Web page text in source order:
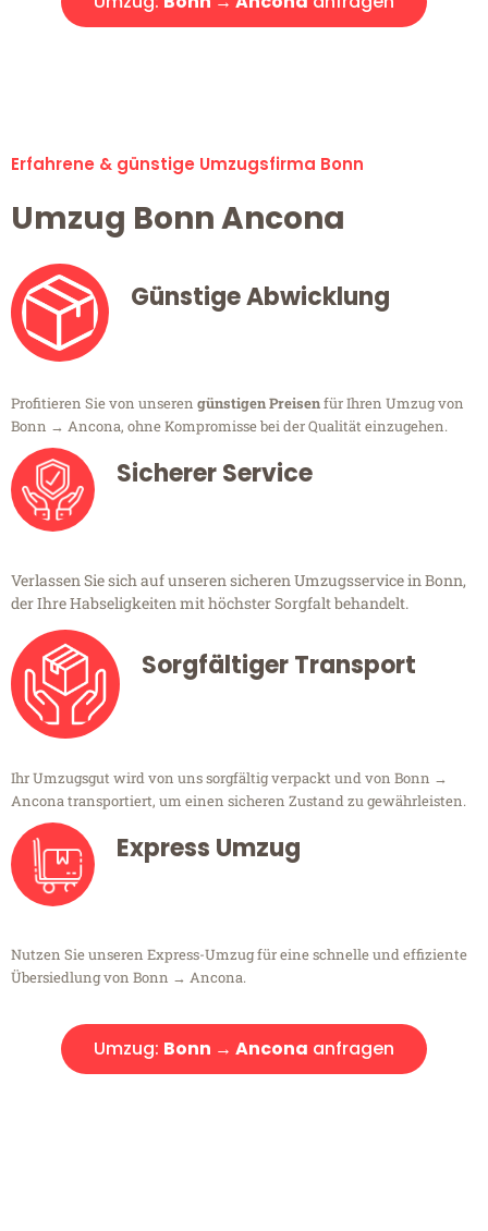
Erfahrene & günstige Umzugsfirma Bonn
Umzug Bonn Ancona
Günstige Abwicklung
Profitieren Sie von unseren günstigen Preisenfür Ihren Umzug von
Bonn → Ancona, ohne Kompromisse bei der Qualität einzugehen.
Sicherer Service
Verlassen Sie sich auf unseren sicheren Umzugsservice in Bonn,
der Ihre Habseligkeiten mit höchster Sorgfalt behandelt.
Sorgfältiger Transport
Ihr Umzugsgut wird von uns sorgfältig verpackt und von Bonn →
Ancona transportiert, um einen sicheren Zustand zu gewährleisten.
Express Umzug
Nutzen Sie unseren Express-Umzug für eine schnelle und effiziente
Übersiedlung von Bonn → Ancona.
Umzug: Bonn → Ancona anfragen